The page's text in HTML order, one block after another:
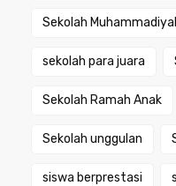
Sekolah
sekolah para juara
Sekolah Ramah Anak
Sekolah unggulan
siswa berprestasi